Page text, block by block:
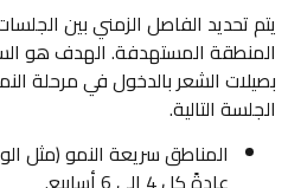
يتم تحديد الفاصل الزمني بين
المنطقة المستهدفة. الهدف هو
الجلسة التالية.
المناطق سريعة النمو (مثل